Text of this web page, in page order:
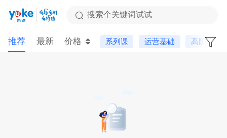
搜索个关键词试试
推荐 最新 价格 系列课 运营基础 高阶课